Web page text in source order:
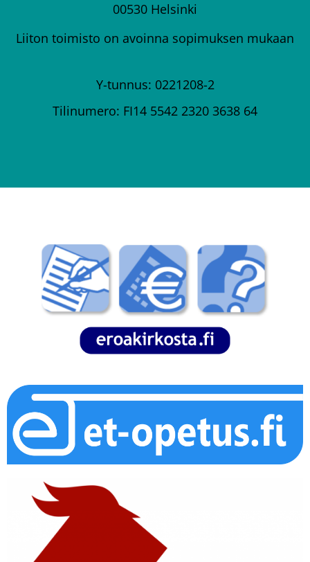
00530 Helsinki
Liiton toimisto on avoinna sopimuksen mukaan
Y-tunnus: 0221208-2
Tilinumero: FI14 5542 2320 3638 64